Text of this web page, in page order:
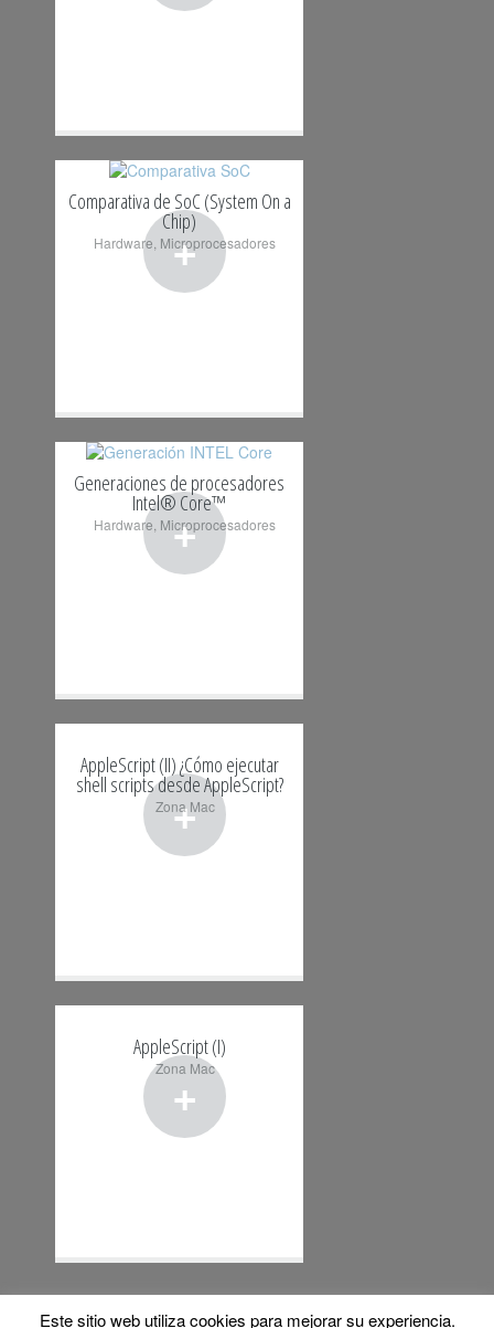
+
Comparativa de SoC (System On a
Chip)
Hardware Microprocesadores
+
Generaciones de procesadores
Intel® Core™
Hardware Microprocesadores
+
AppleScript (II) ¿Cómo ejecutar
shell scripts desde AppleScript?
Zona Mac
+
AppleScript (I)
Zona Mac
Este sitio web utiliza cookies para mejorar su experiencia.